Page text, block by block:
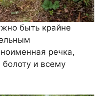
быть крайне
речка,
болоту и всему